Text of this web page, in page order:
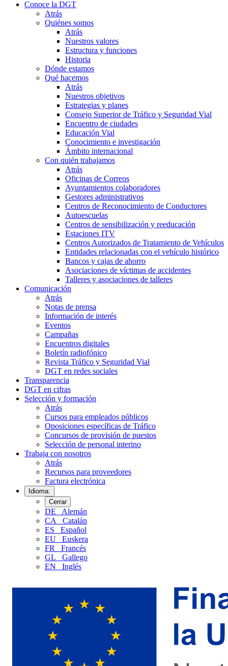
Conoce la DGT
Atrás
Quiénes somos
Atrás
Nuestros valores
Estructura y funciones
Historia
Dónde estamos
Qué hacemos
Atrás
Nuestros objetivos
Estrategias y planes
Consejo Superior de Tráfico y Seguridad Vial
Encuentro de ciudades
Educación Vial
Conocimiento e investigación
Ámbito internacional
Con quién trabajamos
Atrás
Oficinas de Correos
Ayuntamientos colaboradores
Gestores administrativos
Centros de Reconocimiento de Conductores
Autoescuelas
Centros de sensibilización y reeducación
Estaciones ITV
Centros Autorizados de Tratamiento de Vehículos
Entidades relacionadas con el vehículo histórico
Bancos y cajas de ahorro
Asociaciones de víctimas de accidentes
Talleres y asociaciones de talleres
Comunicación
Atrás
Notas de prensa
Información de interés
Eventos
Campañas
Encuentros digitales
Boletín radiofónico
Revista Tráfico y Seguridad Vial
DGT en redes sociales
Transparencia
DGT en cifras
Selección y formación
Atrás
Cursos para empleados públicos
Oposiciones específicas de Tráfico
Concursos de provisión de puestos
Selección de personal interino
Trabaja con nosotros
Atrás
Recursos para proveedores
Factura electrónica
Idioma:
Cerrar
DE
Alemán
CA
Catalán
ES
Español
EU
Euskera
FR
Francés
GL
Gallego
EN
Inglés